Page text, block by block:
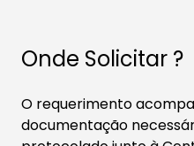
Onde Solicitar ?​
O requerimento
documentação